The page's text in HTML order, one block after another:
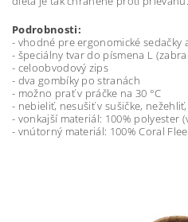
Podrobnosti:
- vhodné pre ergonomické sedačky
- špeciálny tvar do písmena L
- celoobvodový zips
- dva gombíky po stranách
- možno prať v práčke na 30 °C
- nebieliť, nesušiť v sušičke,
- vonkajší materiál: 100% polyester
- vnútorný materiál: 100% Coral